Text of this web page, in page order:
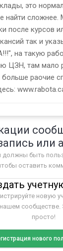
это
найти
после курсов
так и
на такую
ЦЗН, там мало
больше раочие
или
должны быть
оставить
новую
сообществе.
просто!
нового